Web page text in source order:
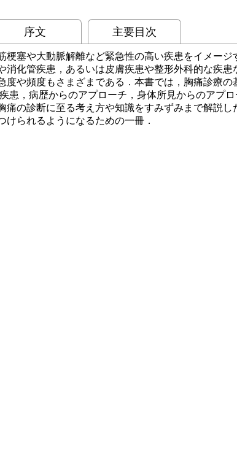
序文 主要目次
梗塞や大動脈解離など緊急性の高い疾患をイメージ
消化管疾患，あるいは皮膚疾患や整形外科的な疾患
度や頻度もさまざまである．本書では，胸痛診療の
患，病歴からのアプローチ，身体所見からのアプ
痛の診断に至る考え方や知識をすみずみまで解説し
けられるようになるための一冊．